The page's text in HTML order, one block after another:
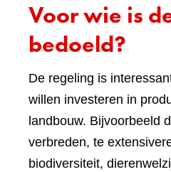
Voor wie is
bedoeld?
De regeling is
willen investeren in
landbouw. Bijvoorbeeld
verbreden, te
biodiversiteit,